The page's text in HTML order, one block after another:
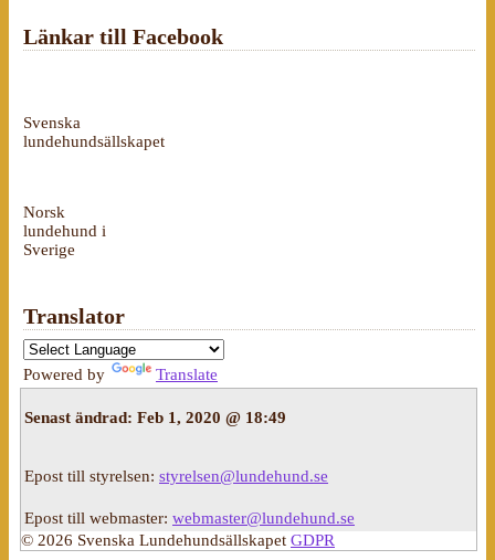
Länkar till Facebook
Svenska
lundehundsällskapet
Norsk
lundehund i
Sverige
Translator
Powered by Translate
Senast ändrad: Feb 1, 2020 @ 18:49
Epost till styrelsen: styrelsen@lundehund.se
Epost till webmaster: webmaster@lundehund.se
© 2026 Svenska Lundehundsällskapet GDPR